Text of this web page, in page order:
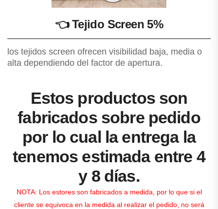
👈Tejido Screen 5%
los tejidos screen ofrecen visibilidad baja, media o
alta dependiendo del factor de apertura.
Estos productos son
fabricados sobre pedido
por lo cual la entrega la
tenemos estimada entre 4
y 8 días.
NOTA: Los estores son fabricados a medida, por lo que si el
cliente se equivoca en la medida al realizar el pedido, no será